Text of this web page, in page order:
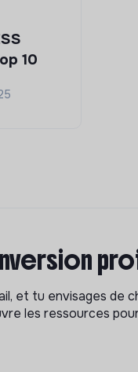
10
et tu envisages de
les ressources